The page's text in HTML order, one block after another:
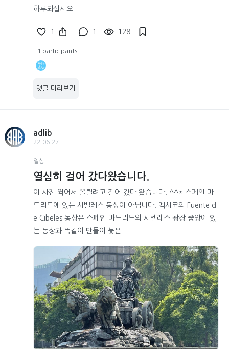
하루되십시오.
1 1 128
1 participants
댓글 미리보기
adlib
22.06.27
일상
열심히 걸어 갔다왔습니다.
이 사진 찍어서 올릴려고 걸어 갔다 왔습니다. ^^* 스페인 마
드리드에 있는 시벨레스 동상이 아닙니다. 멕시코의 Fuente d
e Cibeles 동상은 스페인 마드리드의 시벨레스 광장 중앙에 있
는 동상과 똑같이 만들어 놓은 ...